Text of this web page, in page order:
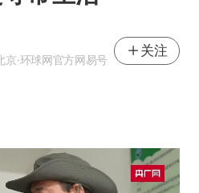
京·环球网官方网易号
关注